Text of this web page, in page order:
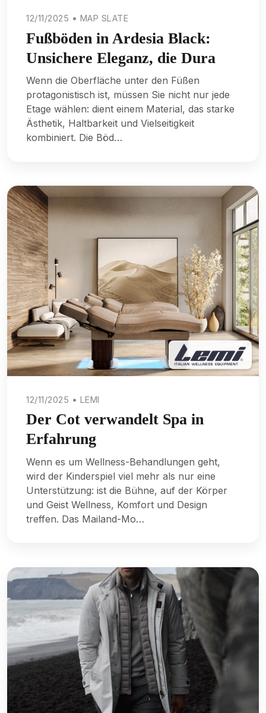
12/11/2025 • MAP SLATE
Fußböden in Ardesia Black:
Unsichere Eleganz, die Dura
Wenn die Oberfläche unter den Füßen
protagonistisch ist, müssen Sie nicht nur jede
Etage wählen: dient einem Material, das starke
Ästhetik, Haltbarkeit und Vielseitigkeit
kombiniert. Die Böd…
12/11/2025 • LEMI
Der Cot verwandelt Spa in
Erfahrung
Wenn es um Wellness-Behandlungen geht,
wird der Kinderspiel viel mehr als nur eine
Unterstützung: ist die Bühne, auf der Körper
und Geist Wellness, Komfort und Design
treffen. Das Mailand-Mo…